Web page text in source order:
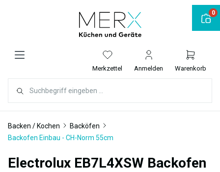
Merkzettel Anmelden Warenkorb
Backen / Kochen
Backöfen
Backofen Einbau - CH-Norm 55cm
Electrolux EB7L4XSW Backofen
0